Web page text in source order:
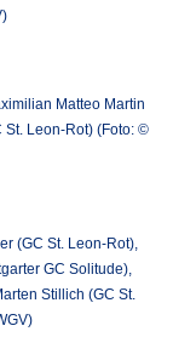
Matteo Martin
St. Leon-Rot) (Foto: ©
(GC St. Leon-Rot),
GC Solitude),
Stillich (GC St.